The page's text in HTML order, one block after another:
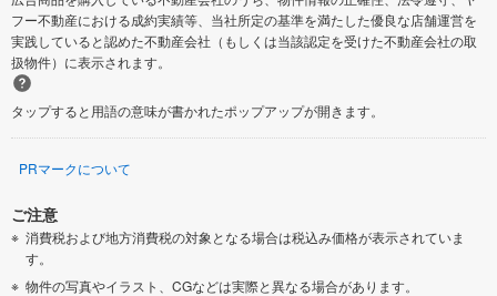
フー不動産における成約実績等、当社所定の基準を満たした優良な店舗運営を
実践していると認めた不動産会社（もしくは当該認定を受けた不動産会社の取
扱物件）に表示されます。
タップすると用語の意味が書かれたポップアップが開きます。
PRマークについて
ご注意
消費税および地方消費税の対象となる場合は税込み価格が表示されていま
す。
物件の写真やイラスト、CGなどは実際と異なる場合があります。